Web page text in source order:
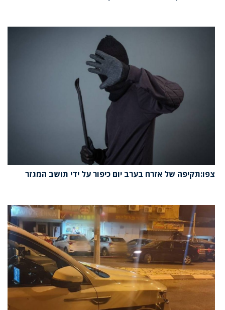
צפו:תקיפה של אזרח בערב יום כיפור על ידי תושב המגזר